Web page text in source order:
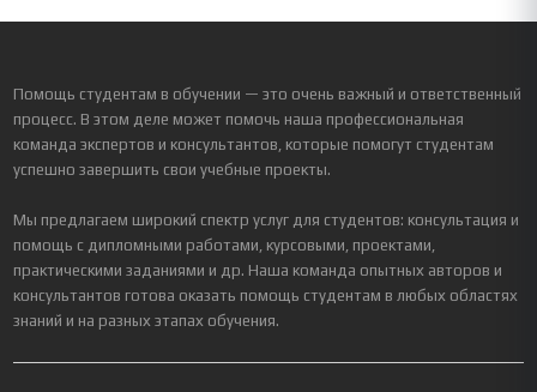
Помощь студентам в обучении — это очень важный и ответственный
процесс. В этом деле может помочь наша профессиональная
команда экспертов и консультантов, которые помогут студентам
успешно завершить свои учебные проекты.
Мы предлагаем широкий спектр услуг для студентов: консультация и
помощь с дипломными работами, курсовыми, проектами,
практическими заданиями и др. Наша команда опытных авторов и
консультантов готова оказать помощь студентам в любых областях
знаний и на разных этапах обучения.